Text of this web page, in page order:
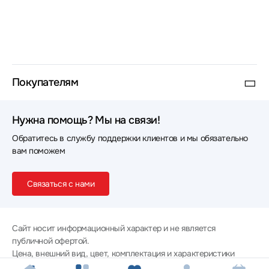
Покупателям
Нужна помощь? Мы на связи!
Обратитесь в службу поддержки клиентов и мы обязательно
вам поможем
Связаться с нами
Сайт носит информационный характер и не является
публичной офертой.
Цена, внешний вид, цвет, комплектация и характеристики
товаров указаны для ознакомительных целей и могут не